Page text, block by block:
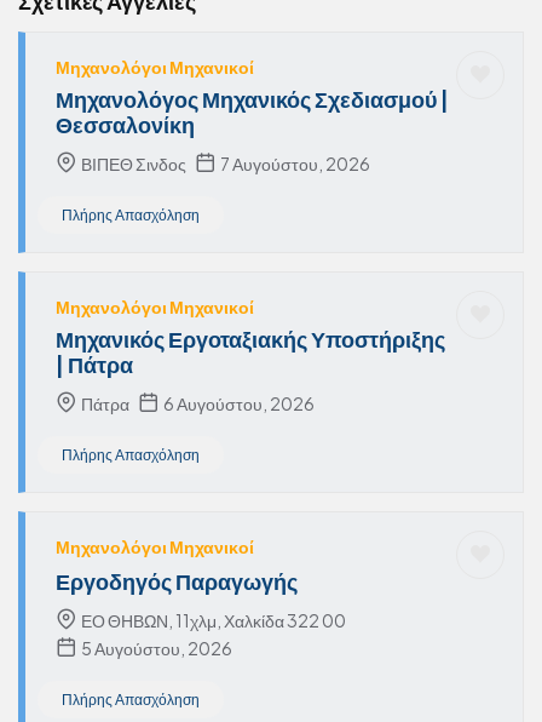
Μηχανολόγοι Μηχανικοί
Μηχανολόγος Μηχανικός Σχεδιασμού |
Θεσσαλονίκη
ΒΙΠΕΘ Σινδος 7 Αυγούστου, 2026
Πλήρης Απασχόληση
Μηχανολόγοι Μηχανικοί
Μηχανικός Εργοταξιακής Υποστήριξης
| Πάτρα
Πάτρα 6 Αυγούστου, 2026
Πλήρης Απασχόληση
Μηχανολόγοι Μηχανικοί
Εργοδηγός Παραγωγής
ΕΟ ΘΗΒΩΝ, 11χλμ, Χαλκίδα 322 00
5 Αυγούστου, 2026
Πλήρης Απασχόληση